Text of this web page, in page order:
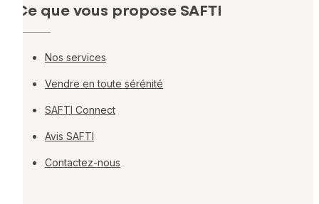
Ce que vous propose SAFTI
Nos services
Vendre en toute sérénité
SAFTI Connect
Avis SAFTI
Contactez-nous